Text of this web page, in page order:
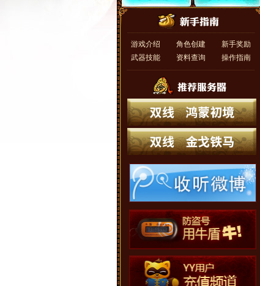
游戏介绍 角色创建
新手奖励
武器技能
资料查询 操作指南